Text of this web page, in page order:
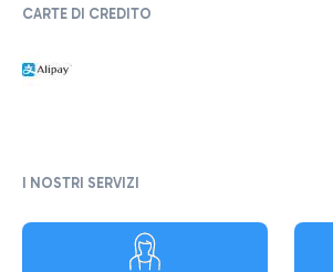
CARTE DI CREDITO
I NOSTRI SERVIZI